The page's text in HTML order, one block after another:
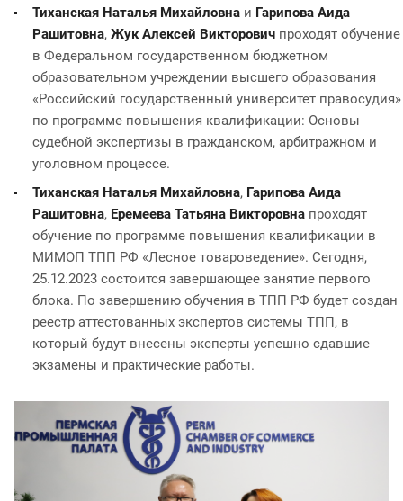
Тиханская Наталья Михайловна и Гарипова Аида
Рашитовна, Жук Алексей Викторович проходят обучение
в Федеральном государственном бюджетном
образовательном учреждении высшего образования
«Российский государственный университет правосудия»
по программе повышения квалификации: Основы
судебной экспертизы в гражданском, арбитражном и
уголовном процессе.
Тиханская Наталья Михайловна, Гарипова Аида
Рашитовна, Еремеева Татьяна Викторовна проходят
обучение по программе повышения квалификации в
МИМОП ТПП РФ «Лесное товароведение». Сегодня,
25.12.2023 состоится завершающее занятие первого
блока. По завершению обучения в ТПП РФ будет создан
реестр аттестованных экспертов системы ТПП, в
который будут внесены эксперты успешно сдавшие
экзамены и практические работы.